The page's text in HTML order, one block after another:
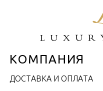
КОМПАНИЯ
ДОСТАВКА И ОПЛАТА